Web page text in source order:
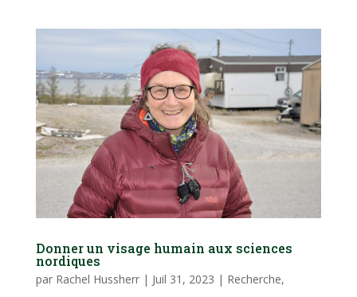
Donner un visage humain aux sciences
nordiques
par Rachel Hussherr| Juil 31, 2023 | Recherche,